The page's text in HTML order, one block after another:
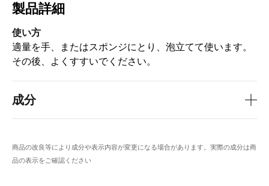
成分
商品の改良等により成分や表示内容が変更になる場合があります。実際の成分は商
品の表示をご確認ください
製品詳細
使い方
適量を手、またはスポンジにとり、泡立てて使います。
その後、よくすすいでください。